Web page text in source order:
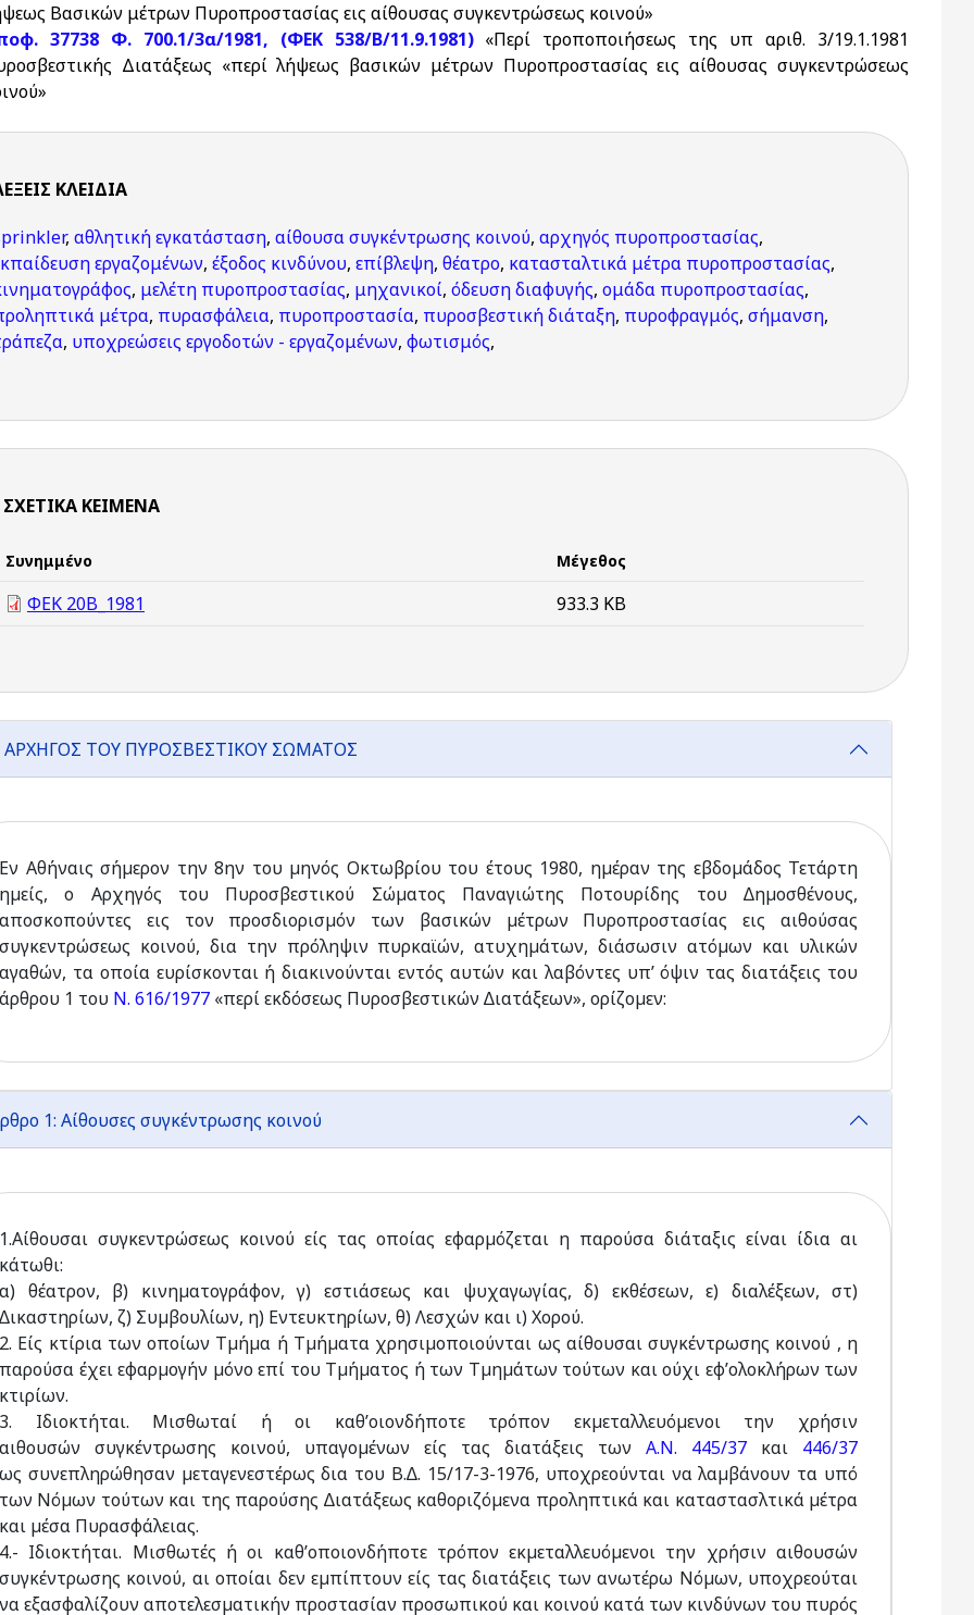
Βασικών μέτρων Πυροπροστασίας εις αίθουσας συγκεντρώσεως κοινού»
37738 Φ. 700.1/3α/1981, (ΦΕΚ 538/Β/11.9.1981)«Περί τροποποιήσεως της υπ αριθ. 3/19.1.1981
Διατάξεως «περί λήψεως βασικών μέτρων Πυροπροστασίας εις αίθουσας συγκεντρώσεως
KΛΕΙΔΙΆ
, αθλητική εγκατάσταση, αίθουσα συγκέντρωσης κοινού, αρχηγός πυροπροστασίας,
εργαζομένων, έξοδος κινδύνου, επίβλεψη, θέατρο, κατασταλτικά μέτρα πυροπροστασίας,
, μελέτη πυροπροστασίας, μηχανικοί, όδευση διαφυγής, ομάδα πυροπροστασίας,
μέτρα, πυρασφάλεια, πυροπροστασία, πυροσβεστική διάταξη, πυροφραγμός, σήμανση,
, υποχρεώσεις εργοδοτών - εργαζομένων, φωτισμός,
ΣΧΕΤΙΚΆ ΚΕΊΜΕΝΑ
Συνημμένο Μέγεθος
ΦΕΚ 20Β_1981 933.3 KB
ΤΟΥ ΠΥΡΟΣΒΕΣΤΙΚΟΥ ΣΩΜΑΤΟΣ
Εν Αθήναις σήµερον την 8ην του µηνός Οκτωβρίου του έτους 1980, ηµέραν της εβδοµάδος Τετάρτη
ηµείς, ο Αρχηγός του Πυροσβεστικού Σώµατος Παναγιώτης Ποτουρίδης του ∆ηµοσθένους,
αποσκοπούντες εις τον προσδιορισµόν των βασικών µέτρων Πυροπροστασίας εις αιθούσας
συγκεντρώσεως κοινού, δια την πρόληψιν πυρκαϊών, ατυχηµάτων, διάσωσιν ατόµων και υλικών
αγαθών, τα οποία ευρίσκονται ή διακινούνται εντός αυτών και λαβόντες υπ’ όψιν τας διατάξεις του
άρθρου 1 του Ν. 616/1977 «περί εκδόσεως Πυροσβεστικών ∆ιατάξεων», ορίζοµεν:
1: Αίθουσες συγκέντρωσης κοινού
1.Aίθουσαι συγκεντρώσεως κοινού είς τας οποίας εφαρµόζεται η παρούσα διάταξις είναι ίδια αι
κάτωθι:
α) θέατρον, β) κινηµατογράφον, γ) εστιάσεως και ψυχαγωγίας, δ) εκθέσεων, ε) διαλέξεων, στ)
∆ικαστηρίων, ζ) Συµβουλίων, η) Εντευκτηρίων, θ) Λεσχών και ι) Χορού.
2. Είς κτίρια των οποίων Τµήµα ή Τµήµατα χρησιµοποιούνται ως αίθουσαι συγκέντρωσης κοινού , η
παρούσα έχει εφαρµογήν µόνο επί του Τµήµατος ή των Τµηµάτων τούτων και ούχι εφ’ολοκλήρων των
κτιρίων.
3. Ιδιοκτήται. Μισθωταί ή οι καθ’οιονδήποτε τρόπον εκµεταλλευόµενοι την χρήσιν
αιθουσών συγκέντρωσης κοινού, υπαγοµένων είς τας διατάξεις των Α.Ν. 445/37 και 446/37
ως συνεπληρώθησαν µεταγενεστέρως δια του Β.∆. 15/17-3-1976, υποχρεούνται να λαµβάνουν τα υπό
των Νόµων τούτων και της παρούσης ∆ιατάξεως καθοριζόµενα προληπτικά και καταστασλτικά µέτρα
και µέσα Πυρασφάλειας.
4.- Ιδιοκτήται. Μισθωτές ή οι καθ’οποιονδήποτε τρόπον εκµεταλλευόµενοι την χρήσιν αιθουσών
συγκέντρωσης κοινού, αι οποίαι δεν εµπίπτουν είς τας διατάξεις των ανωτέρω Νόµων, υποχρεούται
να εξασφαλίζουν αποτελεσµατικήν προστασίαν προσωπικού και κοινού κατά των κινδύνων του πυρός